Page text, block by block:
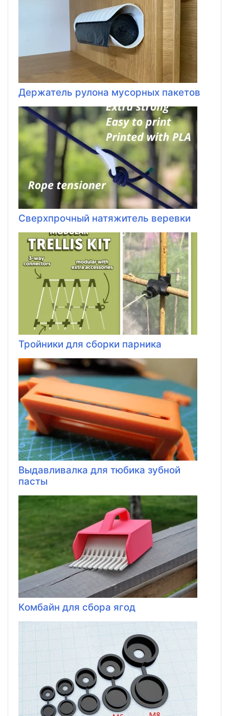
Держатель рулона мусорных пакетов
Сверхпрочный натяжитель веревки
Тройники для сборки парника
Выдавливалка для тюбика зубной
пасты
Комбайн для сбора ягод